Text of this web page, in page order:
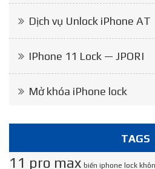
Dịch vụ Unlock iPhone AT
IPhone 11 Lock — JPORI
Mở khóa iPhone lock
TAGS
11 pro max biến iphone lock